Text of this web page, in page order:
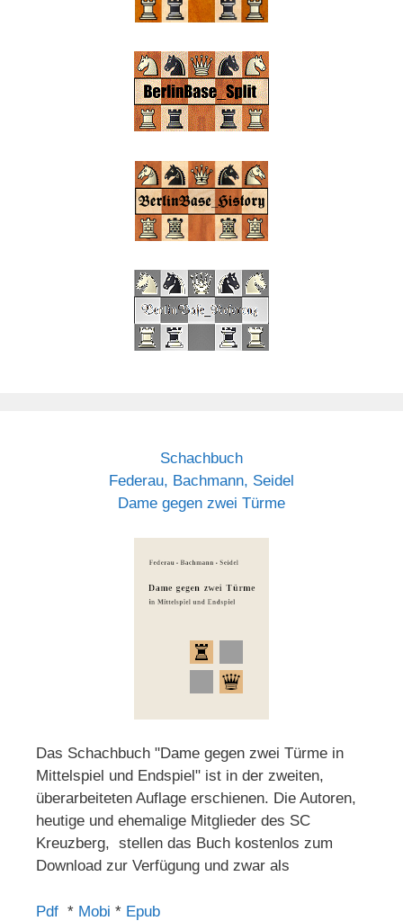
Schachbuch
Federau, Bachmann, Seidel
Dame gegen zwei Türme
Das Schachbuch "Dame gegen zwei Türme in
Mittelspiel und Endspiel" ist in der zweiten,
überarbeiteten Auflage erschienen. Die Autoren,
heutige und ehemalige Mitglieder des SC
Kreuzberg, stellen das Buch kostenlos zum
Download zur Verfügung und zwar als
Pdf * Mobi * Epub